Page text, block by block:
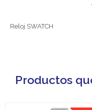
Reloj SWATCH
Productos